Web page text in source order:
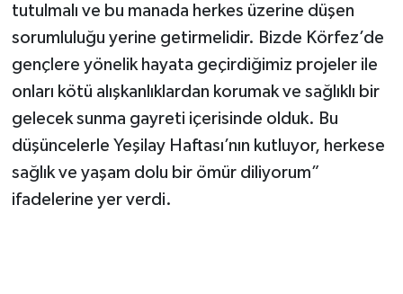
tutulmalı ve bu manada herkes üzerine düşen
sorumluluğu yerine getirmelidir. Bizde Körfez’de
gençlere yönelik hayata geçirdiğimiz projeler ile
onları kötü alışkanlıklardan korumak ve sağlıklı bir
gelecek sunma gayreti içerisinde olduk. Bu
düşüncelerle Yeşilay Haftası’nın kutluyor, herkese
sağlık ve yaşam dolu bir ömür diliyorum”
ifadelerine yer verdi.